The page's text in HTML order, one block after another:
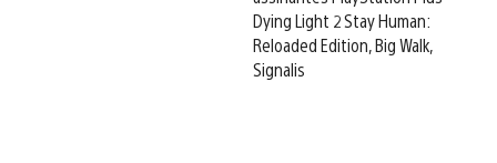
Dying Light 2 Stay Human:
Reloaded Edition, Big Walk,
Signalis